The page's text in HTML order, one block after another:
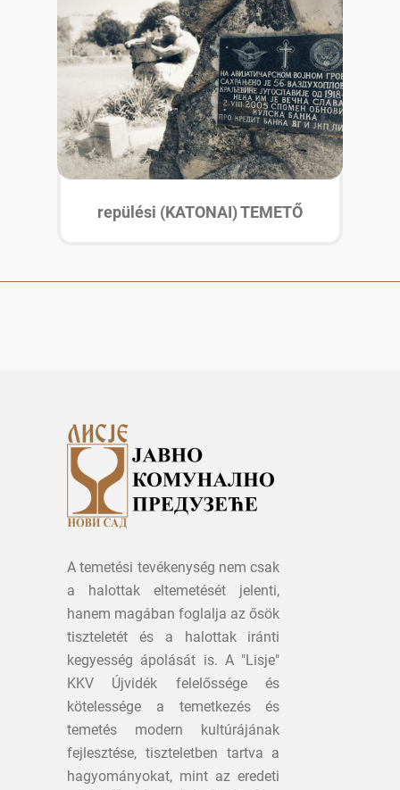
repülési (KATONAI) TEMETŐ
A temetési tevékenység nem csak
a halottak eltemetését jelenti,
hanem magában foglalja az ősök
tiszteletét és a halottak iránti
kegyesség ápolását is. A "Lisje"
KKV Újvidék felelőssége és
kötelessége a temetkezés és
temetés modern kultúrájának
fejlesztése, tiszteletben tartva a
hagyományokat, mint az eredeti